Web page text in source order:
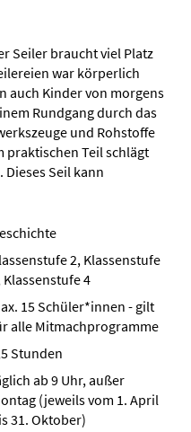
Seiler braucht viel Platz
war körperlich
auch Kinder von morgens
Rundgang durch das
und Rohstoffe
Teil schlägt
Seil kann
2, Klassenstufe
Klassenstufe 4
15 Schüler*innen - gilt
alle Mitmachprogramme
Stunden
ab 9 Uhr, außer
(jeweils vom 1. April
31. Oktober)